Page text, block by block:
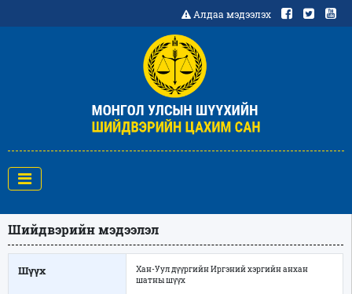
Алдаа мэдээлэх
Шийдвэрийн мэдээлэл
Шүүх
Хан-Уул дүүргийн Иргэний хэргийн анхан
шатны шүүх